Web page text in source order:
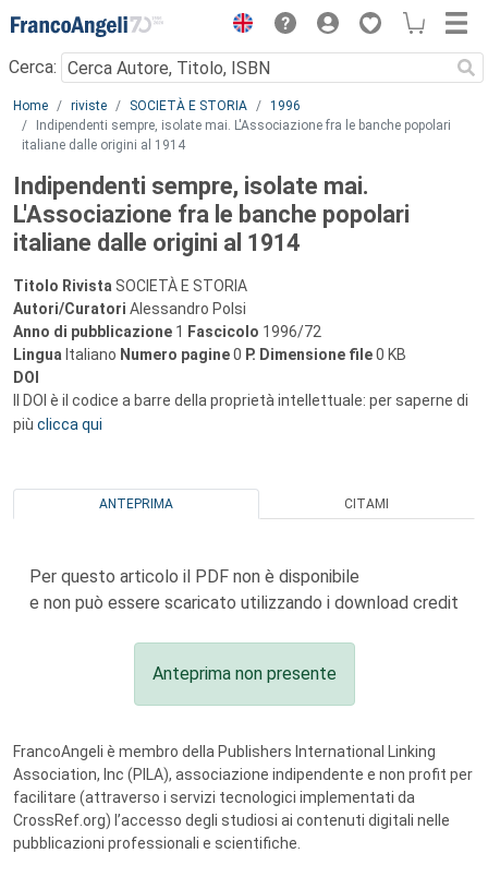
Menu
Cerca:
Main content
Home riviste SOCIETÀ E STORIA
1996
Indipendenti sempre, isolate mai. L'Associazione fra le banche popolari
italiane dalle origini al 1914
Indipendenti sempre, isolate mai.
L'Associazione fra le banche popolari
italiane dalle origini al 1914
Titolo Rivista SOCIETÀ E STORIA
Autori/Curatori Alessandro Polsi
Anno di pubblicazione 1 Fascicolo 1996/72
Lingua Italiano Numero pagine0 P. Dimensione file0 KB
DOI
Il DOI è il codice a barre della proprietà intellettuale: per saperne di
più clicca qui
ANTEPRIMA CITAMI
Per questo articolo il PDF non è disponibile
e non può essere scaricato utilizzando i download credit
Anteprima non presente
FrancoAngeli è membro della Publishers International Linking
Association, Inc (PILA), associazione indipendente e non profit per
facilitare (attraverso i servizi tecnologici implementati da
CrossRef.org) l’accesso degli studiosi ai contenuti digitali nelle
pubblicazioni professionali e scientifiche.